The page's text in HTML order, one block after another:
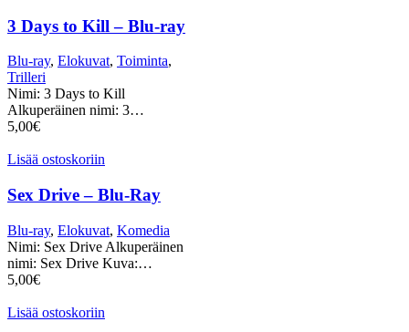
3 Days to Kill – Blu-ray
Blu-ray, Elokuvat, Toiminta,
Trilleri
Nimi: 3 Days to Kill
Alkuperäinen nimi: 3…
5,00€
Lisää ostoskoriin
Sex Drive – Blu-Ray
Blu-ray, Elokuvat, Komedia
Nimi: Sex Drive Alkuperäinen
nimi: Sex Drive Kuva:…
5,00€
Lisää ostoskoriin